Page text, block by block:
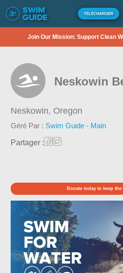
TÉLÉCHARGER
Join Our Mission: Support Clean
Neskowin
Neskowin, Oregon
Géré Par : Swim Guide - Main
Partager :
Donate today to keep